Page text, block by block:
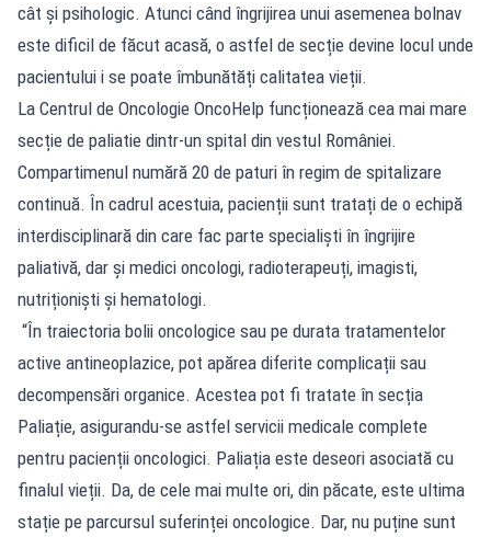
cât și psihologic. Atunci când îngrijirea unui asemenea bolnav
este dificil de făcut acasă, o astfel de secție devine locul unde
pacientului i se poate îmbunătăți calitatea vieții.
La Centrul de Oncologie OncoHelp funcționează cea mai mare
secție de paliatie dintr-un spital din vestul României.
Compartimenul numără 20 de paturi în regim de spitalizare
continuă. În cadrul acestuia, pacienții sunt tratați de o echipă
interdisciplinară din care fac parte specialiști în îngrijire
paliativă, dar și medici oncologi, radioterapeuți, imagisti,
nutriționiști și hematologi.
“În traiectoria bolii oncologice sau pe durata tratamentelor
active antineoplazice, pot apărea diferite complicații sau
decompensări organice. Acestea pot fi tratate în secția
Paliație, asigurandu-se astfel servicii medicale complete
pentru pacienții oncologici. Paliația este deseori asociată cu
finalul vieții. Da, de cele mai multe ori, din păcate, este ultima
stație pe parcursul suferinței oncologice. Dar, nu puține sunt